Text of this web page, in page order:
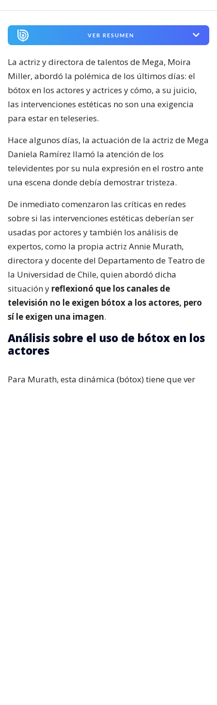
VER RESUMEN
La actriz y directora de talentos de Mega, Moira
Miller, abordó la polémica de los últimos días: el
bótox en los actores y actrices y cómo, a su juicio,
las intervenciones estéticas no son una exigencia
para estar en teleseries.
Hace algunos días, la actuación de la actriz de Mega
Daniela Ramírez llamó la atención de los
televidentes por su nula expresión en el rostro ante
una escena donde debía demostrar tristeza.
De inmediato comenzaron las críticas en redes
sobre si las intervenciones estéticas deberían ser
usadas por actores y también los análisis de
expertos, como la propia actriz Annie Murath,
directora y docente del Departamento de Teatro de
la Universidad de Chile, quien abordó dicha
situación y reflexionó que los canales de
televisión no le exigen bótox a los actores, pero
sí le exigen una imagen.
Análisis sobre el uso de bótox en los
actores
Para Murath, esta dinámica (bótox) tiene que ver